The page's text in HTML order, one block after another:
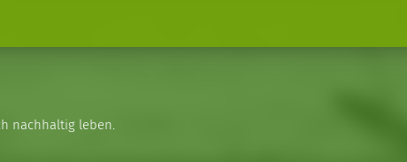
nachhaltig leben.